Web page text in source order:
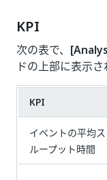
KPI
次の表で、
ドの上部に表示さ
KPI
イベントの平均ス
ループット時間